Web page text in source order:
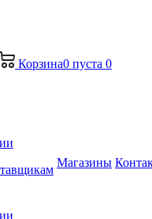
Корзина0 пуста 0
Магазины